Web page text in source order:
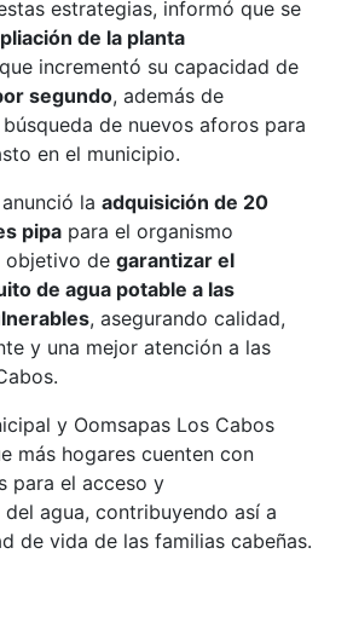
estrategias, informó que se
de la planta
incrementó su capacidad de
segundo, además de
de nuevos aforos para
en el municipio.
la adquisición de 20
pipa para el organismo
objetivo de garantizar el
de agua potable a las
, asegurando calidad,
y una mejor atención a las
y Oomsapas Los Cabos
más hogares cuenten con
para el acceso y
agua, contribuyendo así a
de vida de las familias cabeñas.